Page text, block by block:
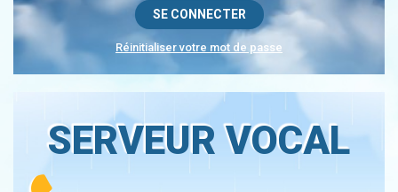
Réinitialiser votre mot de passe
SERVEUR VOCAL